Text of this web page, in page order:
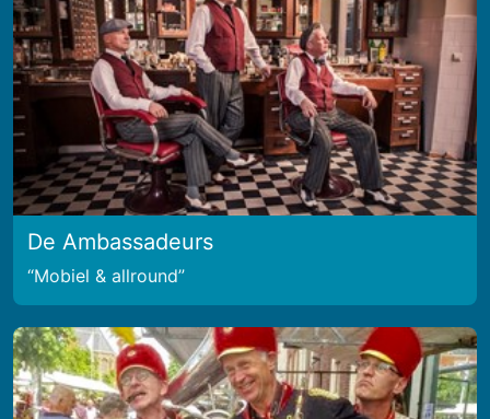
De Ambassadeurs
Mobiel & allround